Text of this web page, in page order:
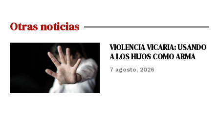
Otras noticias
VIOLENCIA VICARIA: USANDO
A LOS HIJOS COMO ARMA
7 agosto, 2026